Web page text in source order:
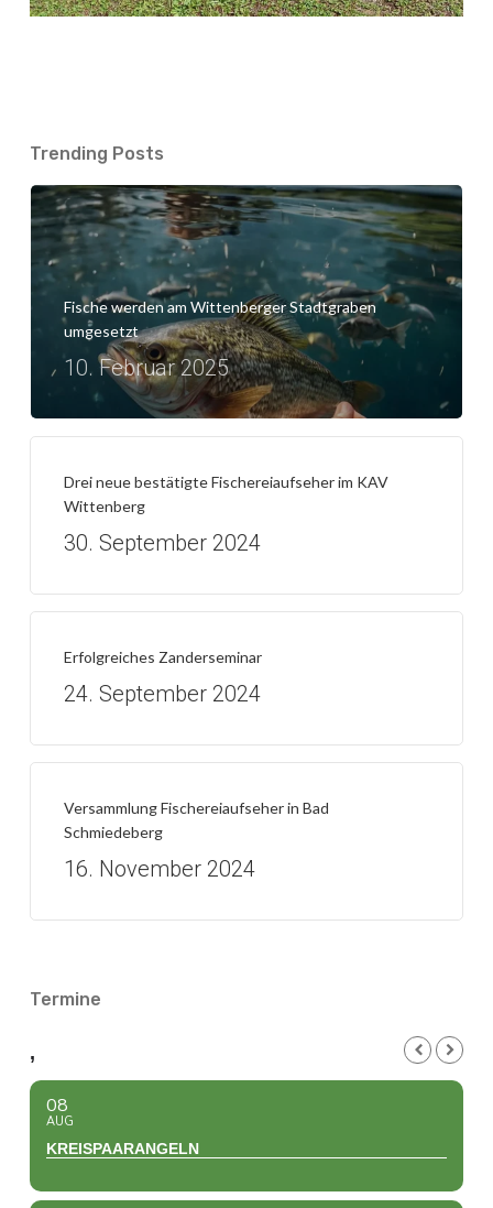
Trending Posts
Fische werden am Wittenberger Stadtgraben
umgesetzt
10. Februar 2025
Drei neue bestätigte Fischereiaufseher im KAV
Wittenberg
30. September 2024
Erfolgreiches Zanderseminar
24. September 2024
Versammlung Fischereiaufseher in Bad
Schmiedeberg
16. November 2024
Termine
,
08
AUG
KREISPAARANGELN